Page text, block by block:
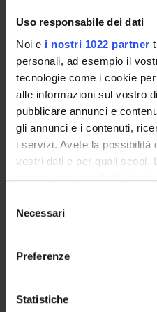
Uso responsabile dei dati
Noi e i nostri 1022 partner
personali, ad esempio il
tecnologie come i cookie
alle informazioni sul vostro
pubblicare annunci e
gli annunci e i contenuti,
i servizi. Avete la possibilità
vostri dati e per quali scopi.
privacy sono applicabili
modificare o revocare il
momento dalla
raccogliere
delNecessari
Preferenze
Statistiche
Comune di Verona
Aree scientifiche coinvolte
AREA MIN. 14 - Scienze
Categoria prevalente
Altre iniziative di Public
Public Engagement
Sustainable
Questa iniziativa
Obiettivi di Sviluppo
Maggiori informazioni su